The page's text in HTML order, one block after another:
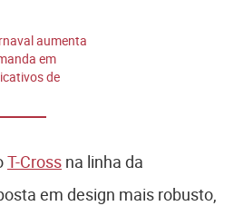
aumenta
em
de
T-Cross na linha da
em design mais robusto,